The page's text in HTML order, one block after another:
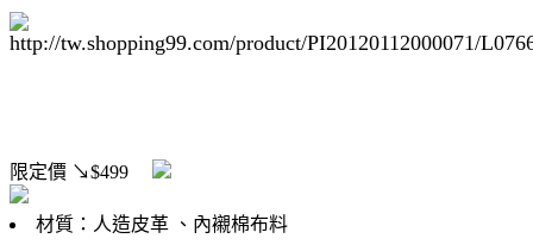
限定價 ↘$499
材質：人造皮革 、內襯棉布料